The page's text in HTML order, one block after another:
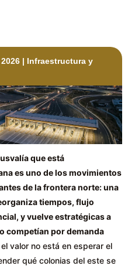
| Infraestructura y
que está
es uno de los movimientos
de la frontera norte: una
tiempos, flujo
y vuelve estratégicas a
competían por demanda
valor no está en esperar el
qué colonias del este se